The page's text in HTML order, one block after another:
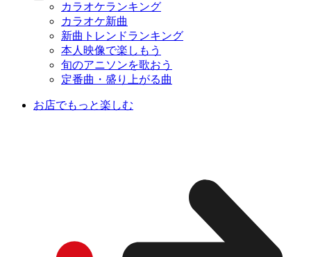
カラオケランキング
カラオケ新曲
新曲トレンドランキング
本人映像で楽しもう
旬のアニソンを歌おう
定番曲・盛り上がる曲
お店でもっと楽しむ